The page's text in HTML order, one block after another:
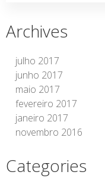
Archives
julho 2017
junho 2017
maio 2017
fevereiro 2017
janeiro 2017
novembro 2016
Categories